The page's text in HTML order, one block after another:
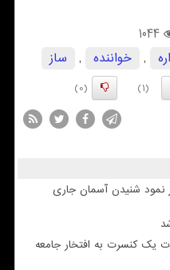
1044
, خواننده ,
ساز
(1)
(0)
نمود شنیدن آسمان جاری
یک کنسرت به افتخار جامعه